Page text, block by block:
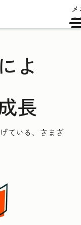
よ
長
ている、さまざ